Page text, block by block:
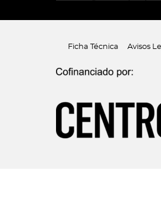
Ficha Técnica Avisos